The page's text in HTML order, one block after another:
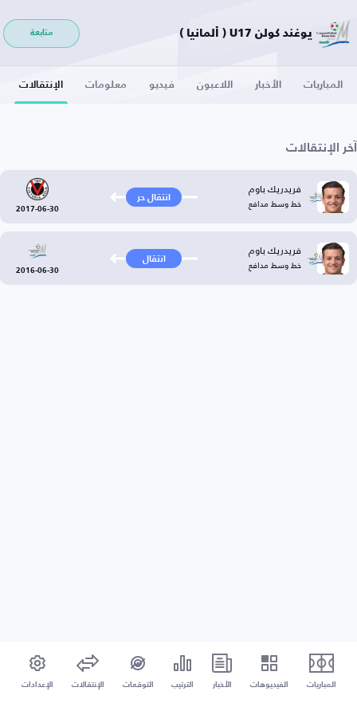
يوغند كولن U17 ( ألمانيا ) متابعة
المباريات الأخبار اللاعبون فيديو معلومات الإنتقالات
آخر الإنتقالات
فريدريك باوم
خط وسط مدافع انتقال حر
2017-06-30
فريدريك باوم
خط وسط مدافع انتقال
2016-06-30
المباريات الفيديوهات الأخبار الترتيب التوقعات الإنتقالات الإعدادات